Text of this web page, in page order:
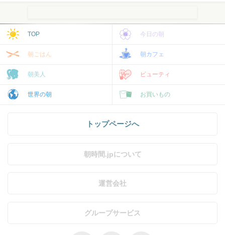
TOP 今日の朝
朝ごはん 朝カフェ
朝美人 ビューティ
世界の朝 お買いもの
トップページへ
朝時間.jpについて
運営会社
グループサービス